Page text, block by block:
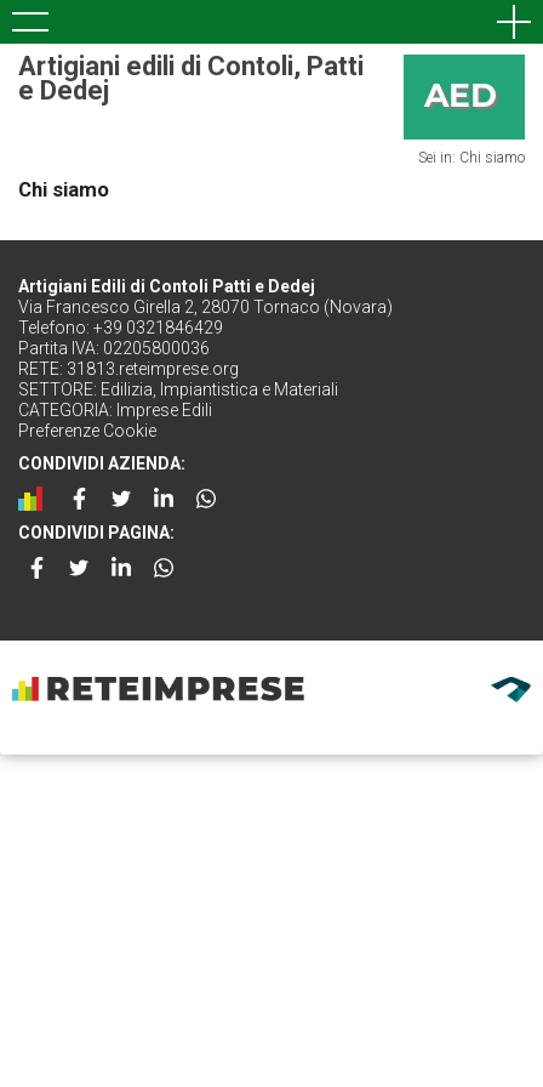
Artigiani edili di Contoli, Patti
e Dedej
Sei in: Chi siamo
Chi siamo
Artigiani Edili di Contoli Patti e Dedej
Via Francesco Girella 2, 28070 Tornaco (Novara)
Telefono: +39 0321846429
Partita IVA: 02205800036
RETE: 31813.reteimprese.org
SETTORE: Edilizia, Impiantistica e Materiali
CATEGORIA: Imprese Edili
Preferenze Cookie
CONDIVIDI AZIENDA:
CONDIVIDI PAGINA: